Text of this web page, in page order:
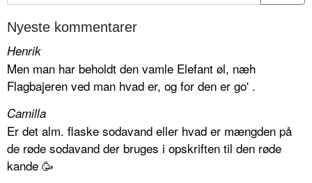
Nyeste kommentarer
Henrik
Men man har beholdt den vamle Elefant øl, næh
Flagbajeren ved man hvad er, og for den er go' .
Camilla
Er det alm. flaske sodavand eller hvad er mængden på
de røde sodavand der bruges i opskriften til den røde
kande 🥳